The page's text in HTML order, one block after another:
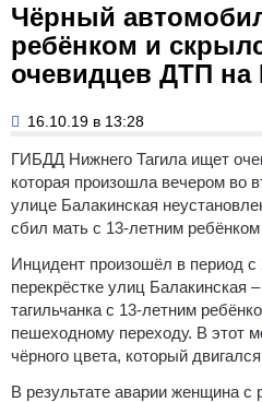
Чёрный
ребёнком и
очевидцев ДТП на
16.10.19 в 13:28
ГИБДД Нижнего Тагила ищет
которая произошла вечером во
улице Балакинская
сбил мать с 13-летним
Инцидент произошёл в период с
перекрёстке улиц Балакинская
тагильчанка с 13-летним
пешеходному переходу. В этот
чёрного цвета, который
В результате аварии женщина